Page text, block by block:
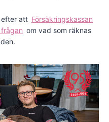
efter att Försäkringskassan
om vad som räknas